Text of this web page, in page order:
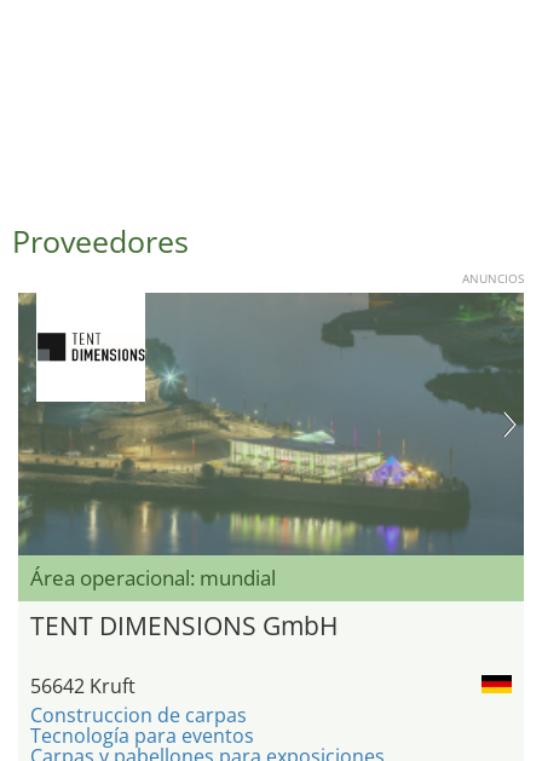
Proveedores
ANUNCIOS
Área operacional: mundial
TENT DIMENSIONS GmbH
56642 Kruft
Construccion de carpas
Tecnología para eventos